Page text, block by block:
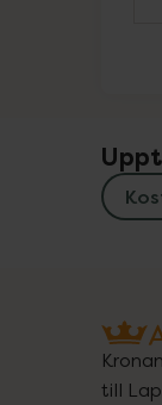
till